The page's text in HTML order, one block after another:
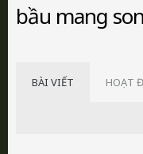
bầu mang
BÀI VIẾT HOẠT